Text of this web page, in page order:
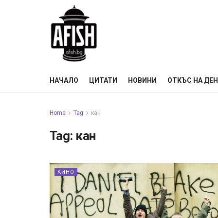
НАЧАЛО ЦИТАТИ НОВИНИ ОТКЪС НА
Home Tag кан
Tag: кан
КИНО